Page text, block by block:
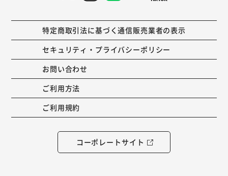
特定商取引法に基づく通信販売業者の表示
セキュリティ・プライバシーポリシー
お問い合わせ
ご利用方法
ご利用規約
コーポレートサイト